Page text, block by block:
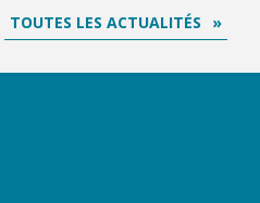
TOUTES LES ACTUALITÉS